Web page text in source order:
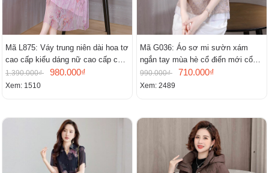
Mã L875: Váy trung niên dài hoa tơ
cao cấp kiểu dáng nữ cao cấp cao
cấp thần
1.390.000₫ 980.000₫
Xem: 1510
Mã G036: Áo sơ mi sườn xám
ngắn tay mùa hè cổ điển mới cổ
đứng
990.000₫ 710.000₫
Xem: 2489